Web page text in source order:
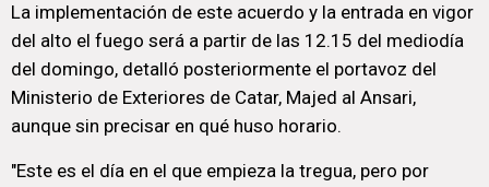
La implementación de este acuerdo y la entrada en vigor
del alto el fuego será a partir de las 12.15 del mediodía
del domingo, detalló posteriormente el portavoz del
Ministerio de Exteriores de Catar, Majed al Ansari,
aunque sin precisar en qué huso horario.
"Este es el día en el que empieza la tregua, pero por